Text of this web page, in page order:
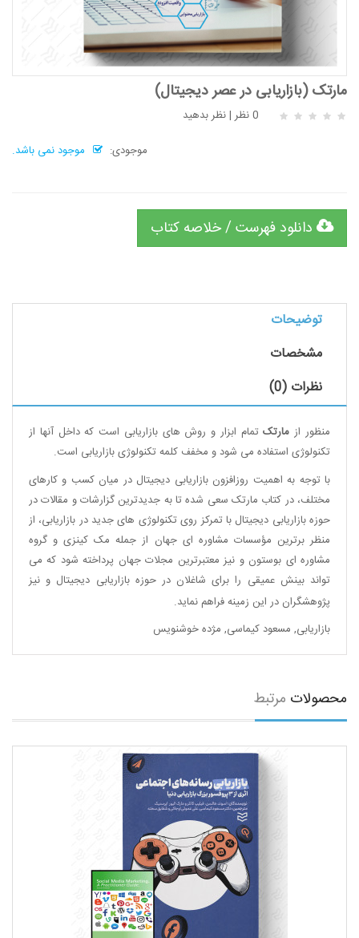
مارتک (بازاریابی در عصر دیجیتال)
0 نظر |نظر بدهید
موجودی:
موجود نمی باشد.
دانلود فهرست / خلاصه کتاب
توضیحات
مشخصات
نظرات (0)
منظور از مارتکتمام ابزار و روش های بازاریابی است که داخل آنها از
تکنولوژی استفاده می شود و مخفف کلمه تکنولوژی بازاریابی است.
با توجه به اهمیت روزافزون بازاریابی دیجیتال در میان کسب و کارهای
مختلف، در کتاب مارتک سعی شده تا به جدیدترین گزارشات و مقالات در
حوزه بازاریابی دیجیتال با تمرکز روی تکنولوژی های جدید در بازاریابی، از
منظر برترین مؤسسات مشاوره ای جهان از جمله مک کینزی و گروه
مشاوره ای بوستون و نیز معتبرترین مجلات جهان پرداخته شود که می
تواند بینش عمیقی را برای شاغلان در حوزه بازاریابی دیجیتال و نیز
پژوهشگران در این زمینه فراهم نماید.
بازاریابی, مسعود کیماسی, مژده خوشنویس
محصولات مرتبط